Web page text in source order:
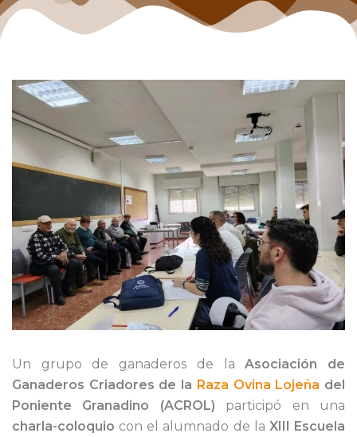
Un grupo de ganaderos de laAsociación de
Ganaderos Criadores de la Raza Ovina Lojeña del
Poniente Granadino (ACROL) participó en una
charla-coloquio con el alumnado de la XIII Escuela